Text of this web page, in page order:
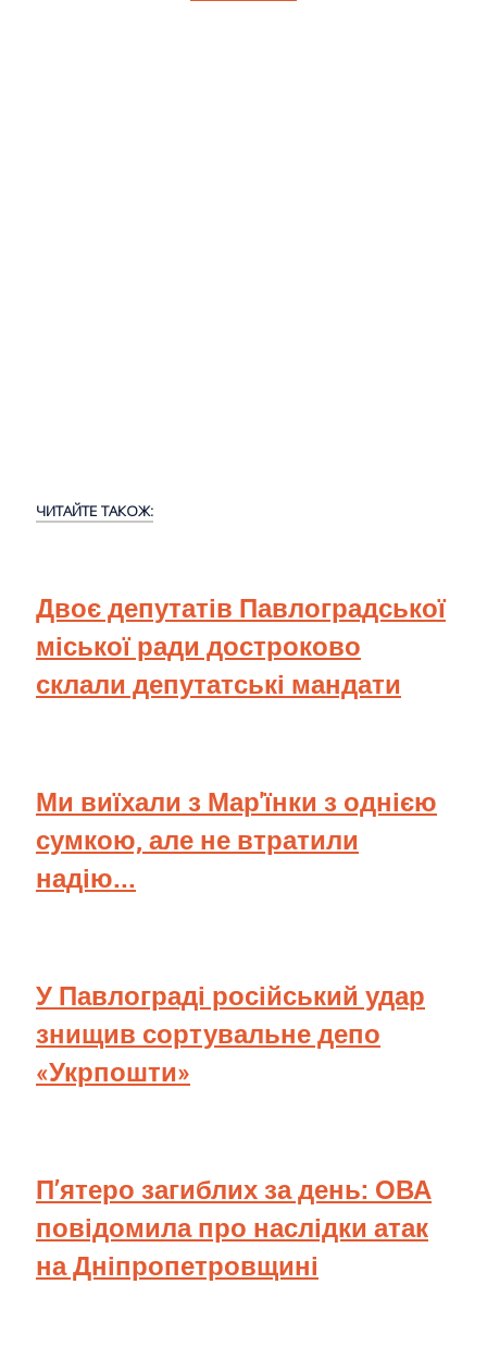
ЧИТАЙТЕ ТАКОЖ:
Двоє депутатів Павлоградської
міської ради достроково
склали депутатські мандати
Ми виїхали з Мар'їнки з однією
сумкою, але не втратили
надію...
У Павлограді російський удар
знищив сортувальне депо
«Укрпошти»
П’ятеро загиблих за день: ОВА
повідомила про наслідки атак
на Дніпропетровщині